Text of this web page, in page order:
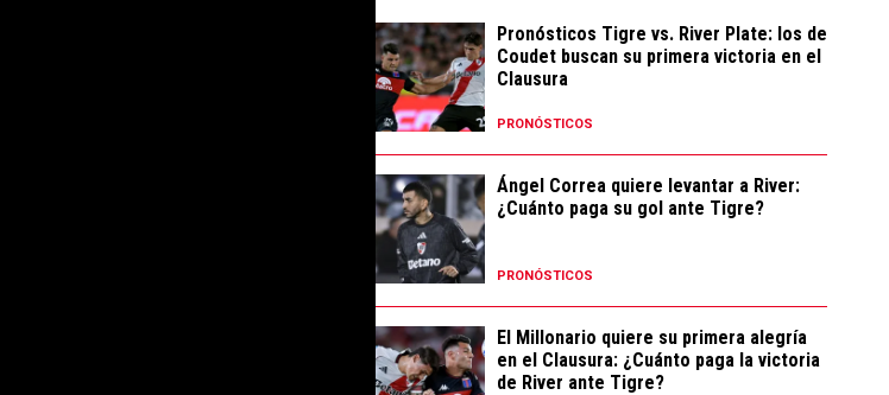
Pronósticos Tigre vs. River Plate: los de
Coudet buscan su primera victoria en el
Clausura
PRONÓSTICOS
Ángel Correa quiere levantar a River:
¿Cuánto paga su gol ante Tigre?
PRONÓSTICOS
El Millonario quiere su primera alegría
en el Clausura: ¿Cuánto paga la victoria
de River ante Tigre?